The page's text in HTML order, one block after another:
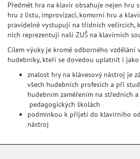
Předmět hra na klavír obsahuje nejen hru
hru z listu, improvizaci, komorní hru a
pravidelně vystupují na třídních večírcích,
nich reprezentují naši ZUŠ na klavírních
Cílem výuky je kromě odborného vzdělání
hudebníky, kteří se dovedou uplatnit i
znalost hry na klávesový nástroj je
všech hudebních​ profesích a při
hudebním zaměřením na středních
pedagogických školách
podmínkou k přijetí do klavírního
nástroj